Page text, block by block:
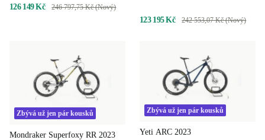
126 149 Kč 246 797,75 Kč (Nový)
123 195 Kč 242 553,07 Kč (Nový)
Zbývá už jen pár kousků
Mondraker Superfoxy RR 2023
Zbývá už jen pár kousků
Yeti ARC 2023